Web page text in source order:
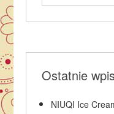
Ostatnie
NIUQI Ice